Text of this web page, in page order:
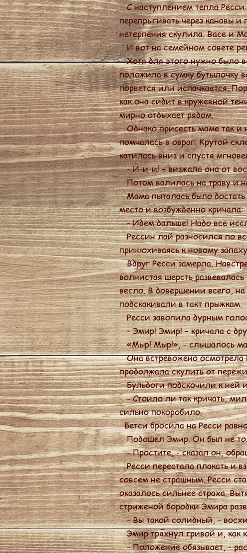
С наступлением тепла Ресси
перепрыгивать через канавы
нетерпения скулила. Васе и
И вот на семейном совете
Хотя для этого нужно было
положила в сумку бутылочку
порвется или испачкается.
как она сидит в кружевной
мирно отдыхает рядом.
Однако присесть маме так и
помчалась в овраг. Крутой
катилась вниз и спустя
- И-и-и! – визжала она от
Потом валилась на траву и
Мама пыталась было достать
место и возбужденно кричала:
- Идем дальше! Надо все
Рессин лай разносился по
принюхиваясь к новому
Вдруг Ресси замерла.
волнистая шерсть
весло. В довершении всего,
подскакивали в такт прыжкам.
Ресси завопила дурным
- Эмир! Эмир! – кричала с
«Мыр! Мыр!», - слышалось
Она встревожено осмотрела
продолжала скулить от
Бульдоги подскочили к ней
- Стоило ли так кричать,
сильно покоробило.
Бетси бросила на Ресси
Подошел Эмир. Он был не
- Простите, - сказал он,
Ресси перестала плакать и
совсем не страшным. Ресси
оказалось сильнее страха.
стриженой бородки Эмира
- Вы такой солидный, -
Эмир тряхнул гривой и, как
- Положение обязывает, -